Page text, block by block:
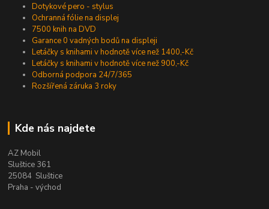
Dotykové pero - stylus
Ochranná fólie na displej
7500 knih na DVD
Garance 0 vadných bodů na displeji
Letáčky s knihami v hodnotě více než 1400,-Kč
Letáčky s knihami v hodnotě více než 900,-Kč
Odborná podpora 24/7/365
Rozšířená záruka 3 roky
Kde nás najdete
AZ Mobil
Sluštice 361
25084 Sluštice
Praha - východ